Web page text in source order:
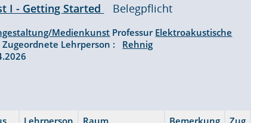
I - Getting Started Belegpflicht
Medienkunst Professur Elektroakustische
Lehrperson : Rehnig